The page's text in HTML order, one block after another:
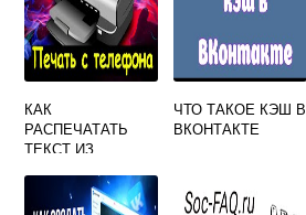
КАК
РАСПЕЧАТАТЬ
ТЕКСТ ИЗ
ЧТО ТАКОЕ КЭШ В
ВКОНТАКТЕ